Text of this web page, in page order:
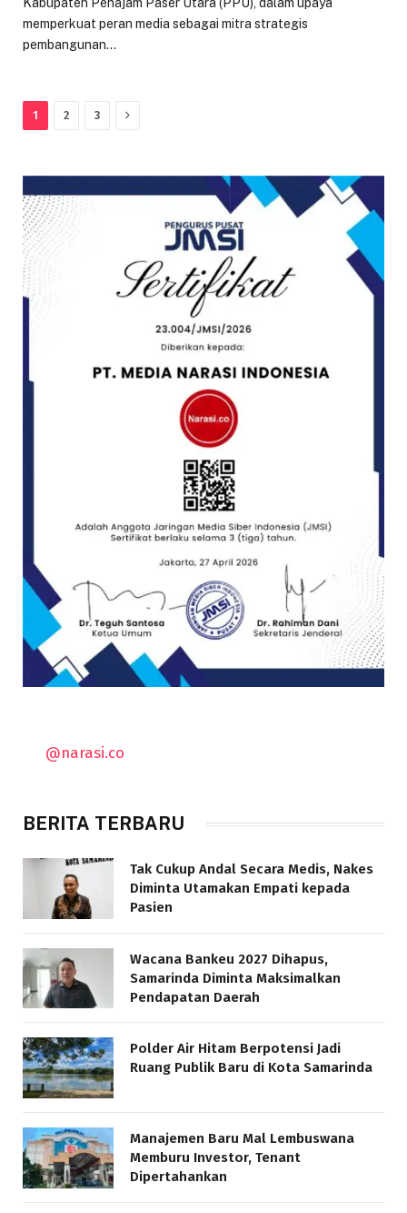
memperkuat peran media sebagai mitra strategis
pembangunan…
1 2 3 Next
@narasi.co
BERITA TERBARU
Tak Cukup Andal Secara Medis, Nakes
Diminta Utamakan Empati kepada
Pasien
Wacana Bankeu 2027 Dihapus,
Samarinda Diminta Maksimalkan
Pendapatan Daerah
Polder Air Hitam Berpotensi Jadi
Ruang Publik Baru di Kota Samarinda
Manajemen Baru Mal Lembuswana
Memburu Investor, Tenant
Dipertahankan